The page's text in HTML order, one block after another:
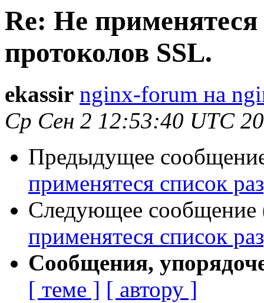
Re: Не
протоколов SSL.
ekassir nginx-forum на
Ср Сен 2 12:53:40 UTC
Предыдущее
применятеся список
Следующее сообщение
применятеся список
Сообщения,
[ теме ] [ автору ]